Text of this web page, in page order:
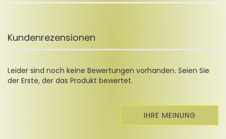
Kundenrezensionen
Leider sind noch keine Bewertungen vorhanden. Seien Sie
der Erste, der das Produkt bewertet.
IHRE MEINUNG